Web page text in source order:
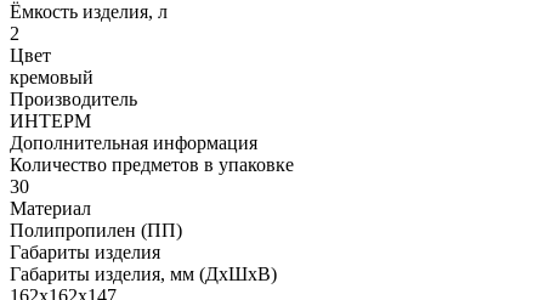
Ёмкость изделия, л
2
Цвет
кремовый
Производитель
ИНТЕРМ
Дополнительная информация
Количество предметов в упаковке
30
Материал
Полипропилен (ПП)
Габариты изделия
Габариты изделия, мм (ДхШхВ)